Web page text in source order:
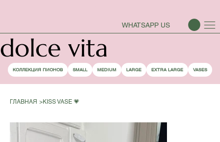
WHATSAPP US
dolce vita
КОЛЛЕКЦИЯ ПИОНОВ SMALL MEDIUM LARGE EXTRA LARGE VASES
ГЛАВНАЯ >KISS VASE 💗